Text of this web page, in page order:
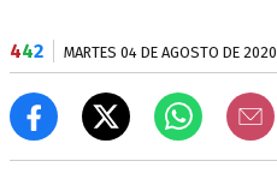
442 MARTES 04 DE AGOSTO DE 2020